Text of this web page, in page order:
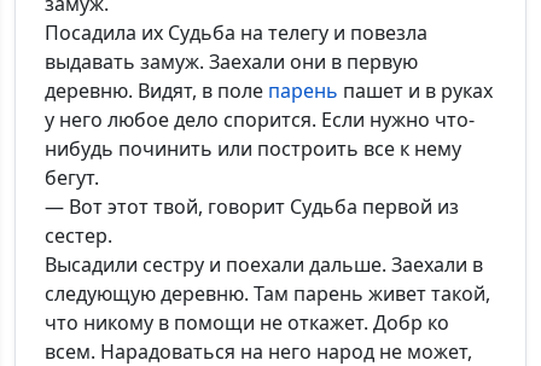
Посадила их Судьба на телегу и повезла
выдавать замуж. Заехали они в первую
деревню. Видят, в поле парень пашет и в руках
у него любое дело спорится. Если нужно что-
нибудь починить или построить все к нему
бегут.
— Вот этот твой, говорит Судьба первой из
сестер.
Высадили сестру и поехали дальше. Заехали в
следующую деревню. Там парень живет такой,
что никому в помощи не откажет. Добр ко
всем. Нарадоваться на него народ не может,